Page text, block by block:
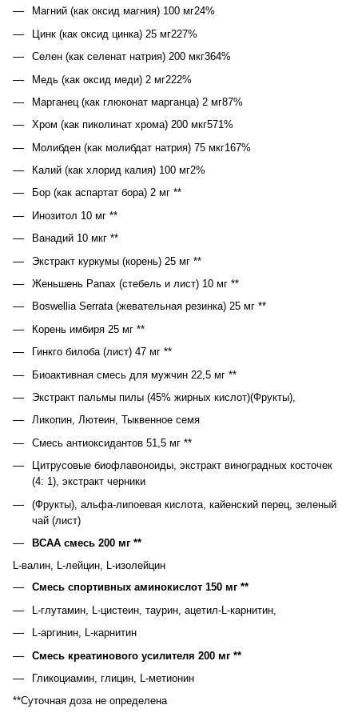
Магний (как оксид магния) 100 мг24%
Цинк (как оксид цинка) 25 мг227%
Селен (как селенат натрия) 200 мкг364%
Медь (как оксид меди) 2 мг222%
Марганец (как глюконат марганца) 2 мг87%
Хром (как пиколинат хрома) 200 мкг571%
Молибден (как молибдат натрия) 75 мкг167%
Калий (как хлорид калия) 100 мг2%
Бор (как аспартат бора) 2 мг **
Инозитол 10 мг **
Ванадий 10 мкг **
Экстракт куркумы (корень) 25 мг **
Женьшень Panax (стебель и лист) 10 мг **
Boswellia Serrata (жевательная резинка) 25 мг **
Корень имбиря 25 мг **
Гинкго билоба (лист) 47 мг **
Биоактивная смесь для мужчин 22,5 мг **
Экстракт пальмы пилы (45% жирных кислот)(Фрукты),
Ликопин, Лютеин, Тыквенное семя
Смесь антиоксидантов 51,5 мг **
Цитрусовые биофлавоноиды, экстракт виноградных косточек
(4: 1), экстракт черники
(Фрукты), альфа-липоевая кислота, кайенский перец, зеленый
чай (лист)
BCAA смесь 200 мг **
L-валин, L-лейцин, L-изолейцин
Смесь спортивных аминокислот 150 мг **
L-глутамин, L-цистеин, таурин, ацетил-L-карнитин,
L-аргинин, L-карнитин
Смесь креатинового усилителя 200 мг **
Гликоциамин, глицин, L-метионин
**Суточная доза не определена